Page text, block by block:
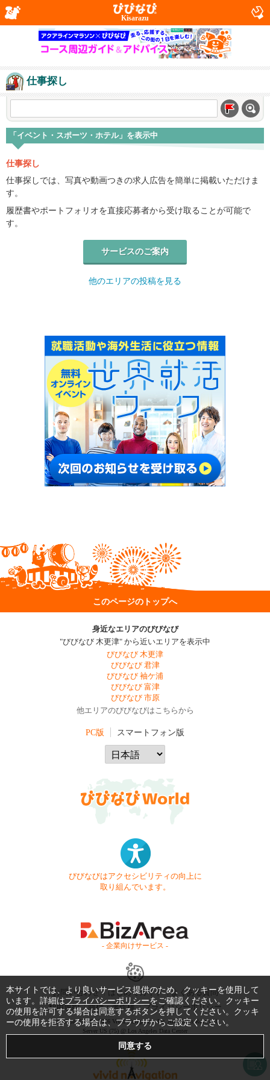
Kisarazu
仕事探し
「イベント・スポーツ・ホテル」を表示中
仕事探し
仕事探しでは、写真や動画つきの求人広告を簡単に掲載いただけま
す。
履歴書やポートフォリオを直接応募者から受け取ることが可能で
す。
サービスのご案内
他のエリアの投稿を見る
このページのトップへ
身近なエリアのびびなび
"びびなび 木更津" から近いエリアを表示中
びびなび 木更津
びびなび 君津
びびなび 袖ケ浦
びびなび 富津
びびなび 市原
他エリアのびびなびはこちらから
PC版 スマートフォン版
びびなびはアクセシビリティの向上に
取り組んでいます。
- 企業向けサービス -
お問い合わせ はじめてガイド
よくある質問
利用規約
商標・著作権 プライバシーポリシー
Copyright © 1999-2026 Vivid Navigation, Inc. All Rights Reserved.
Server US (75) @ Los Angeles Data Center
本サイトでは、より良いサービス提供のため、クッキーを使用して
います。詳細はプライバシーポリシーをご確認ください。クッキー
の使用を許可する場合は同意するボタンを押してください。クッキ
ーの使用を拒否する場合は、ブラウザからご設定ください。